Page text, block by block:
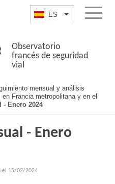
ES List additional
Menu
Observatorio
francés de seguridad
vial
mensual y análisis
en Francia metropolitana y en el
- Enero 2024
- Enero
el 15/02/2024